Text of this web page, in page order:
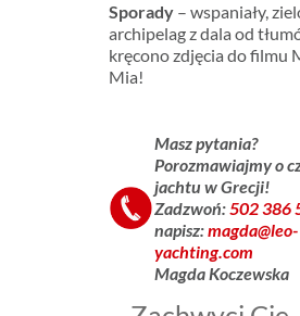
Sporady– wspaniały,
archipelag z dala od
kręcono zdjęcia do filmu
Mia!
Masz pytania?
Porozmawiajmyo
jachtu w Grecji!
Zadzwoń:502 386
napisz:magda@leo-
yachting.com
Magda Koczewska